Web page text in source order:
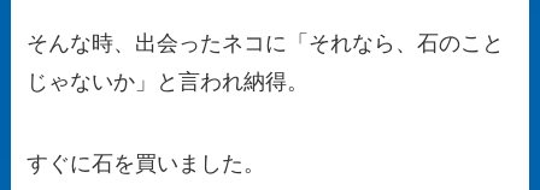
そんな時、出会ったネコに「それなら、石のこと
じゃないか」と言われ納得。
すぐに石を買いました。